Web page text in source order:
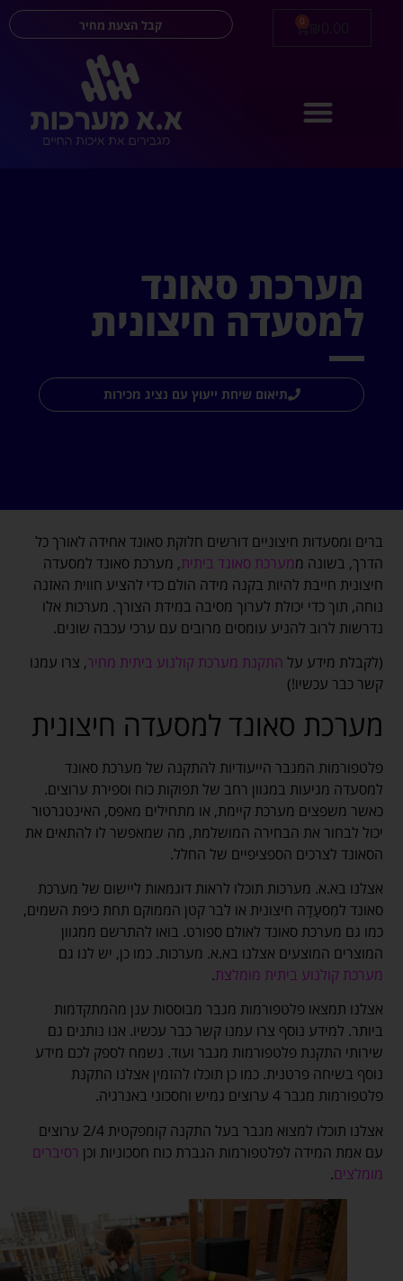
קבל הצעת מחיר 0
מערכת סאונד
למסעדה חיצונית
תיאום שיחת ייעוץ עם נציג מכירות
ברים ומסעדות חיצוניים דורשים חלוקת סאונד אחידה לאורך כל
הדרך, בשונה ממערכת סאונד ביתית, מערכת סאונד למסעדה
חיצונית חייבת להיות בקנה מידה הולם כדי להציע חווית האזנה
נוחה, תוך כדי יכולת לערוך מסיבה במידת הצורך. מערכות אלו
נדרשות לרוב להניע עומסים מרובים עם ערכי עכבה שונים.
(לקבלת מידע על התקנת מערכת קולנוע ביתית מחיר, צרו עמנו
קשר כבר עכשיו!)
מערכת סאונד למסעדה חיצונית
פלטפורמות המגבר הייעודיות להתקנה של מערכת סאונד
למסעדה מגיעות במגוון רחב של תפוקות כוח וספירת ערוצים.
כאשר משפצים מערכת קיימת, או מתחילים מאפס, האינטגרטור
יכול לבחור את הבחירה המושלמת, מה שמאפשר לו להתאים את
הסאונד לצרכים הספציפיים של החלל.
אצלנו בא.א. מערכות תוכלו לראות דוגמאות ליישום של מערכת
סאונד למִסעָדָה חיצונית או לבר קטן הממוקם תחת כיפת השמים,
כמו גם מערכת סאונד לאולם ספורט. בואו להתרשם ממגוון
המוצרים המוצעים אצלנו בא.א. מערכות. כמו כן, יש לנו גם
מערכת קולנוע ביתית מומלצת.
אצלנו תמצאו פלטפורמות מגבר מבוססות ענן מהמתקדמות
ביותר. למידע נוסף צרו עמנו קשר כבר עכשיו. אנו נותנים גם
שירותי התקנת פלטפורמות מגבר ועוד. נשמח לספק לכם מידע
נוסף בשיחה פרטנית. כמו כן תוכלו להזמין אצלנו התקנת
פלטפורמות מגבר 4 ערוצים גמיש וחסכוני באנרגיה.
אצלנו תוכלו למצוא מגבר בעל התקנה קומפקטית 2/4 ערוצים
עם אמת המידה לפלטפורמות הגברת כוח חסכוניות וכן רסיברים
מומלצים.